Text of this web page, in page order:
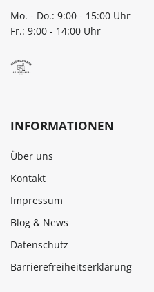
Mo. - Do.: 9:00 - 15:00 Uhr
Fr.: 9:00 - 14:00 Uhr
INFORMATIONEN
Über uns
Kontakt
Impressum
Blog & News
Datenschutz
Barrierefreiheitserklärung